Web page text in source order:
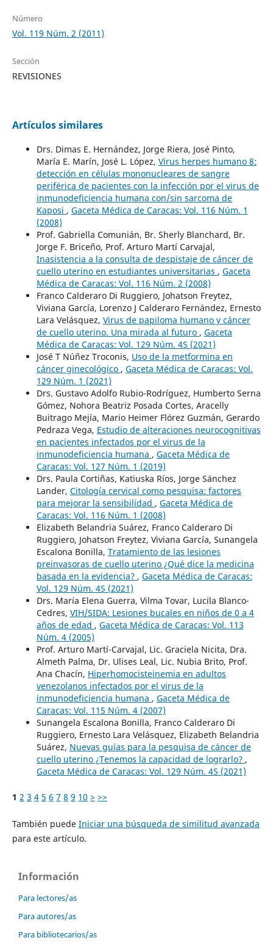
Número
Vol. 119 Núm. 2 (2011)
Sección
REVISIONES
Artículos similares
Drs. Dimas E. Hernández, Jorge Riera, José Pinto,
María E. Marín, José L. López, Virus herpes humano 8:
detección en células mononucleares de sangre
periférica de pacientes con la infección por el virus de
inmunodeficiencia humana con/sin sarcoma de
Kaposi , Gaceta Médica de Caracas: Vol. 116 Núm. 1
(2008)
Prof. Gabriella Comunián, Br. Sherly Blanchard, Br.
Jorge F. Briceño, Prof. Arturo Martí Carvajal,
Inasistencia a la consulta de despistaje de cáncer de
cuello uterino en estudiantes universitarias , Gaceta
Médica de Caracas: Vol. 116 Núm. 2 (2008)
Franco Calderaro Di Ruggiero, Johatson Freytez,
Viviana García, Lorenzo J Calderaro Fernández, Ernesto
Lara Velásquez, Virus de papiloma humano y cáncer
de cuello uterino. Una mirada al futuro , Gaceta
Médica de Caracas: Vol. 129 Núm. 4S (2021)
José T Núñez Troconis, Uso de la metformina en
cáncer ginecológico , Gaceta Médica de Caracas: Vol.
129 Núm. 1 (2021)
Drs. Gustavo Adolfo Rubio-Rodríguez, Humberto Serna
Gómez, Nohora Beatriz Posada Cortes, Aracelly
Buitrago Mejía, Mario Heimer Flórez Guzmán, Gerardo
Pedraza Vega, Estudio de alteraciones neurocognitivas
en pacientes infectados por el virus de la
inmunodeficiencia humana , Gaceta Médica de
Caracas: Vol. 127 Núm. 1 (2019)
Drs. Paula Cortiñas, Katiuska Ríos, Jorge Sánchez
Lander, Citología cervical como pesquisa: factores
para mejorar la sensibilidad , Gaceta Médica de
Caracas: Vol. 116 Núm. 1 (2008)
Elizabeth Belandria Suárez, Franco Calderaro Di
Ruggiero, Johatson Freytez, Viviana García, Sunangela
Escalona Bonilla, Tratamiento de las lesiones
preinvasoras de cuello uterino ¿Qué dice la medicina
basada en la evidencia? , Gaceta Médica de Caracas:
Vol. 129 Núm. 4S (2021)
Drs. María Elena Guerra, Vilma Tovar, Lucila Blanco-
Cedres, VIH/SIDA: Lesiones bucales en niños de 0 a 4
años de edad , Gaceta Médica de Caracas: Vol. 113
Núm. 4 (2005)
Prof. Arturo Martí-Carvajal, Lic. Graciela Nicita, Dra.
Almeth Palma, Dr. Ulises Leal, Lic. Nubia Brito, Prof.
Ana Chacín, Hiperhomocisteinemia en adultos
venezolanos infectados por el virus de la
inmunodeficiencia humana , Gaceta Médica de
Caracas: Vol. 115 Núm. 4 (2007)
Sunangela Escalona Bonilla, Franco Calderaro Di
Ruggiero, Ernesto Lara Velásquez, Elizabeth Belandria
Suárez, Nuevas guías para la pesquisa de cáncer de
cuello uterino ¿Tenemos la capacidad de lograrlo? ,
Gaceta Médica de Caracas: Vol. 129 Núm. 4S (2021)
1 2 3 4 5 6 7 8 9 10 > >>
También puede Iniciar una búsqueda de similitud avanzada
para este artículo.
Información
Para lectores/as
Para autores/as
Para bibliotecarios/as